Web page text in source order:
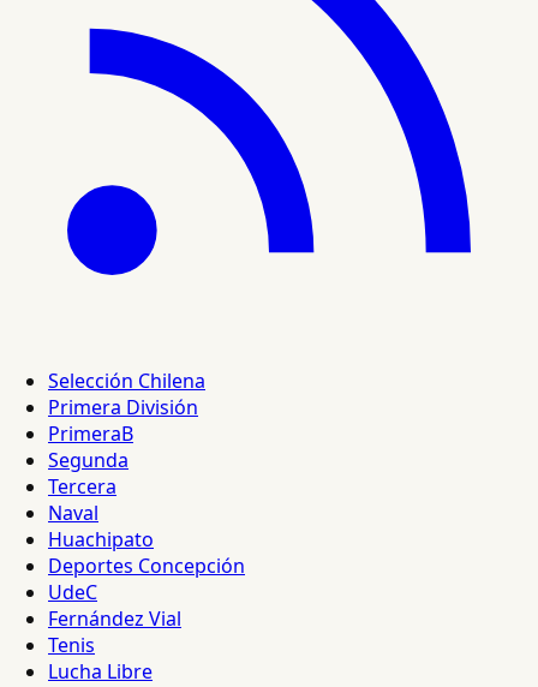
Selección Chilena
Primera División
PrimeraB
Segunda
Tercera
Naval
Huachipato
Deportes Concepción
UdeC
Fernández Vial
Tenis
Lucha Libre